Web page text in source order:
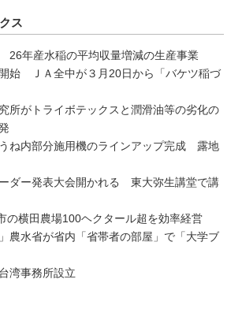
ス
26年産水稲の平均収量増減の生産事業
始 ＪＡ全中が３月20日から「バケツ稲づ
所がトライボテックスと潤滑油等の劣化の
ね内部分施用機のラインアップ完成 露地
ダー発表大会開かれる 東大弥生講堂で講
の横田農場100ヘクタール超を効率経営
農水省が省内「省帯者の部屋」で「大学ブ
湾事務所設立